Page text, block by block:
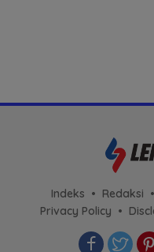
Indeks Redaksi
Privacy Policy